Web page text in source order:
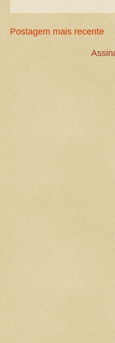
Postagem mais recente